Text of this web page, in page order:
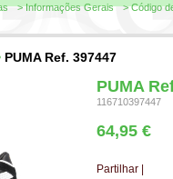
> Informações Gerais > Código
PUMA Ref. 397447
PUMA
116710397447
64,95 €
Partilhar